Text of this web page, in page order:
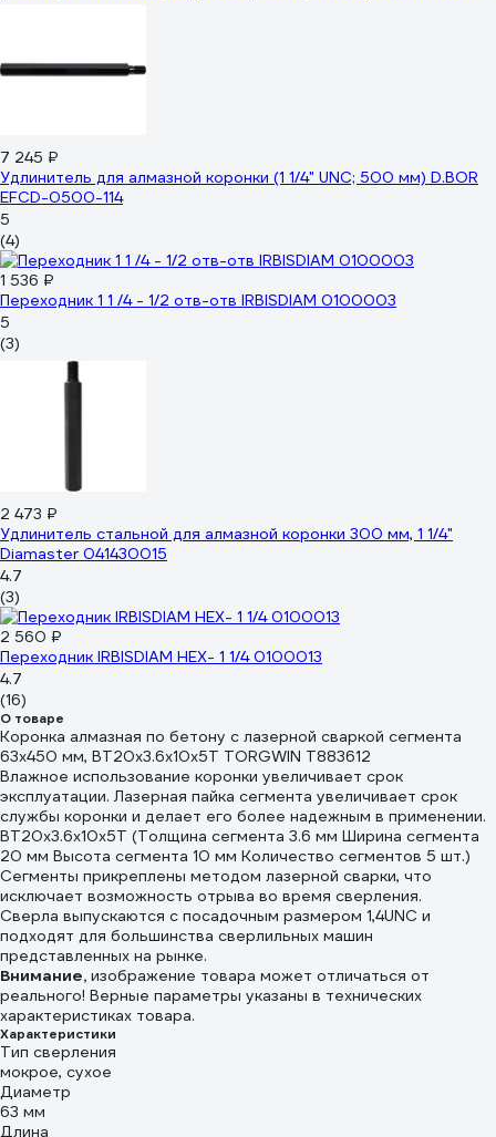
7 245 ₽
Удлинитель для алмазной коронки (1 1/4" UNC; 500 мм) D.BOR
EFCD-0500-114
5
(4)
1 536 ₽
Переходник 1 1 /4 - 1/2 отв-отв IRBISDIAM 0100003
5
(3)
2 473 ₽
Удлинитель стальной для алмазной коронки 300 мм, 1 1/4"
Diamaster 041430015
4.7
(3)
2 560 ₽
Переходник IRBISDIAM HEX- 1 1/4 0100013
4.7
(16)
О товаре
Коронка алмазная по бетону с лазерной сваркой сегмента
63x450 мм, ВТ20x3.6x10x5T TORGWIN T883612
Влажное использование коронки увеличивает срок
эксплуатации. Лазерная пайка сегмента увеличивает срок
службы коронки и делает его более надежным в применении.
ВТ20x3.6x10x5T (Толщина сегмента 3.6 мм Ширина сегмента
20 мм Высота сегмента 10 мм Количество сегментов 5 шт.)
Сегменты прикреплены методом лазерной сварки, что
исключает возможность отрыва во время сверления.
Сверла выпускаются с посадочным размером 1,4UNC и
подходят для большинства сверлильных машин
представленных на рынке.
Внимание, изображение товара может отличаться от
реального! Верные параметры указаны в технических
характеристиках товара.
Характеристики
Тип сверления
мокрое, сухое
Диаметр
63 мм
Длина